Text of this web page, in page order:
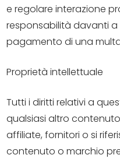
e regolare interazione
responsabilità davanti
pagamento di una
Proprietà intellettuale
Tutti i diritti relativi a
qualsiasi altro
affiliate, fornitori o si
contenuto o marchio